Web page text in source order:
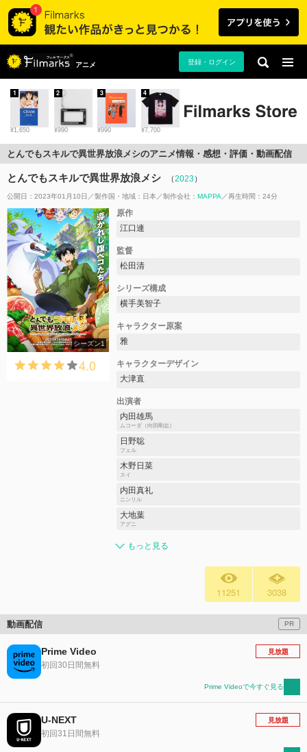
アニメ 登録・ログイン
¥1,650
1
¥990
2
¥990
3
¥7,700
4
とんでもスキルで異世界放浪メシのアニメ情報・感想・評価・動画配信
とんでもスキルで異世界放浪メシ （2023）
公開日：2023年01月10日 製作国・地域： 日本 制作会社： MAPPA 再生時間：24分
シーズン1
4.0
原作
江口連
監督
松田清
シリーズ構成
横手美智子
キャラクター原案
雅
キャラクターデザイン
大津直
出演者
内田雄馬
ムコーダ（向田剛志）
日野聡
フェル
木野日菜
スイ
内田真礼
ニンリル
大地葉
アグニ
もっと見る
11251 3038
動画配信 PR
Prime Video
初回30日間無料
見放題
Prime Videoで今すぐ見る
U-NEXT
初回31日間無料
見放題